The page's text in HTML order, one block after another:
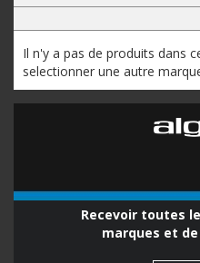
Il n'y a pas de produits dans
selectionner une autre
Recevoir toutes
marques et